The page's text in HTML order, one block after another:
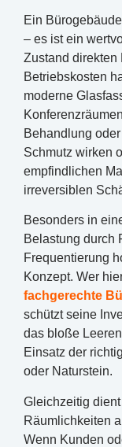
Ein
– es ist ein
Zustand direkten
Betriebskosten
moderne
Behandlung
Schmutz wirken
empfindlichen
irreversiblen
Besonders in
Belastung durch
Frequentierung
Konzept. Wer
fachgerechte
schützt seine
das bloße
Einsatz der
oder Naturstein.
Gleichzeitig
Räumlichkeiten
Wenn Kunden